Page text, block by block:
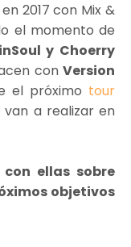
en 2017 con Mix &
el momento de
y Choerry
con Version
el próximo tour
van a realizar en
con ellas sobre
objetivos